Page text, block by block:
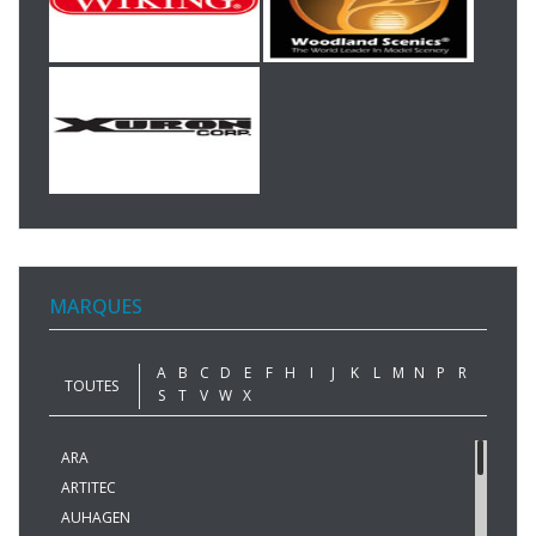
MARQUES
TOUTES
A B C D E F H I J K L M N P
R
S
T V W X
ARA
ARTITEC
AUHAGEN